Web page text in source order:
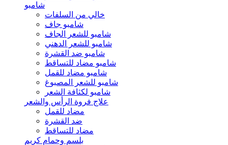
شامبو
خالي من السلفات
شامبو جاف
شامبو للشعر الجاف
شامبو للشعر الدهني
شامبو ضد القشرة
شامبو مضاد للتساقط
شامبو مضاد للقمل
شامبو للشعر المصبوغ
شامبو لكثافة الشعر
علاج فروة الرأس والشعر
مضاد للقمل
ضد القشرة
مضاد للتساقط
بلسم وحمام كريم